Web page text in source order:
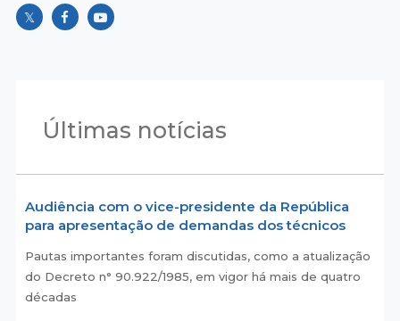
Últimas notícias
Audiência com o vice-presidente da República
para apresentação de demandas dos técnicos
Pautas importantes foram discutidas, como a atualização
do Decreto n° 90.922/1985, em vigor há mais de quatro
décadas